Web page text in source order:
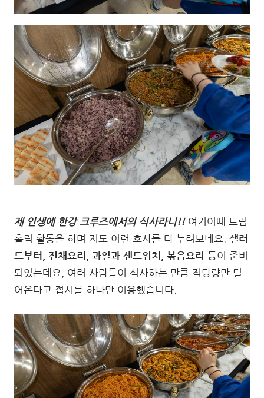
제 인생에 한강 크루즈에서의 식사라니!!여기어때 트립
홀릭 활동을 하며 저도 이런 호사를 다 누려보네요. 샐러
드부터, 전채요리, 과일과 샌드위치, 볶음요리 등이 준비
되었는데요, 여러 사람들이 식사하는 만큼 적당량만 덜
어온다고 접시를 하나만 이용했습니다.